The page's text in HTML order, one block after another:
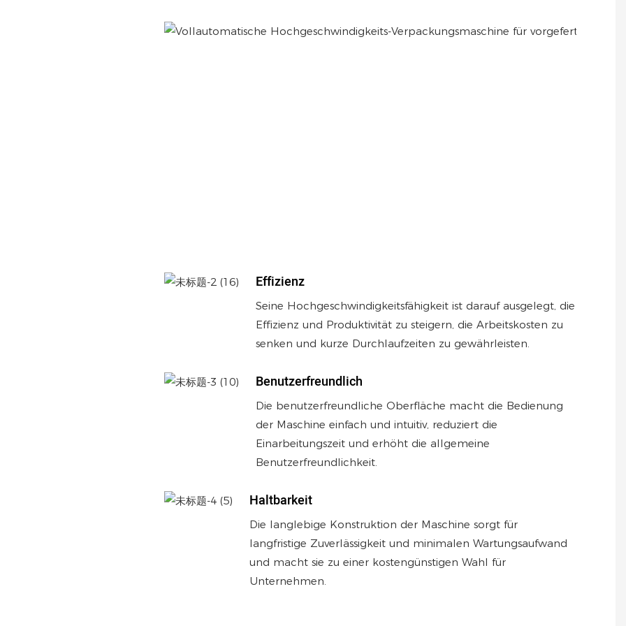
Effizienz
Seine Hochgeschwindigkeitsfähigkeit ist darauf ausgelegt, die
Effizienz und Produktivität zu steigern, die Arbeitskosten zu
senken und kurze Durchlaufzeiten zu gewährleisten.
Benutzerfreundlich
Die benutzerfreundliche Oberfläche macht die Bedienung
der Maschine einfach und intuitiv, reduziert die
Einarbeitungszeit und erhöht die allgemeine
Benutzerfreundlichkeit.
Haltbarkeit
Die langlebige Konstruktion der Maschine sorgt für
langfristige Zuverlässigkeit und minimalen Wartungsaufwand
und macht sie zu einer kostengünstigen Wahl für
Unternehmen.